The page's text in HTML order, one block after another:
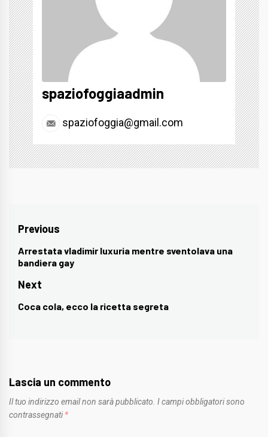
spaziofoggiaadmin
spaziofoggia@gmail.com
Navigazione
articoli
Previous
Previous
post:
Arrestata vladimir luxuria mentre sventolava una
bandiera gay
Next
Next
Coca cola, ecco la ricetta segreta
Lascia un commento
Il tuo indirizzo email non sarà pubblicato. I campi obbligatori sono
contrassegnati *